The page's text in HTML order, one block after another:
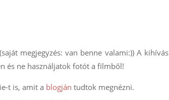
megjegyzés: van benne valami:)) A kihívás
és ne használjatok fotót a filmből!
t is, amit a blogjántudtok megnézni.